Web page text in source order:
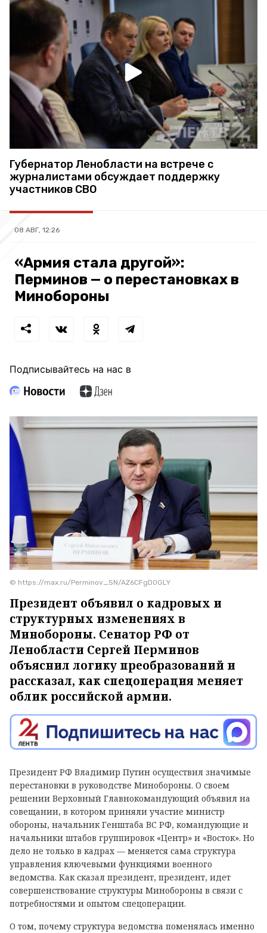
Губернатор Ленобласти на встрече с
журналистами обсуждает поддержку
участников СВО
08 АВГ, 12:26
«Армия стала другой»:
Перминов — о перестановках в
Минобороны
Подписывайтесь на нас в
© https://max.ru/Perminov_SN/AZ6CFgD0GLY
Президент объявил о кадровых и
структурных изменениях в
Минобороны. Сенатор РФ от
Ленобласти Сергей Перминов
объяснил логику преобразований и
рассказал, как спецоперация меняет
облик российской армии.
Президент РФ Владимир Путин осуществил значимые
перестановки в руководстве Минобороны. О своем
решении Верховный Главнокомандующий объявил на
совещании, в котором приняли участие министр
обороны, начальник Генштаба ВС РФ, командующие и
начальники штабов группировок «Центр» и «Восток». Но
дело не только в кадрах — меняется сама структура
управления ключевыми функциями военного
ведомства. Как сказал президент, президент, идет
совершенствование структуры Минобороны в связи с
потребностями и опытом спецоперации.
О том, почему структура ведомства поменялась именно